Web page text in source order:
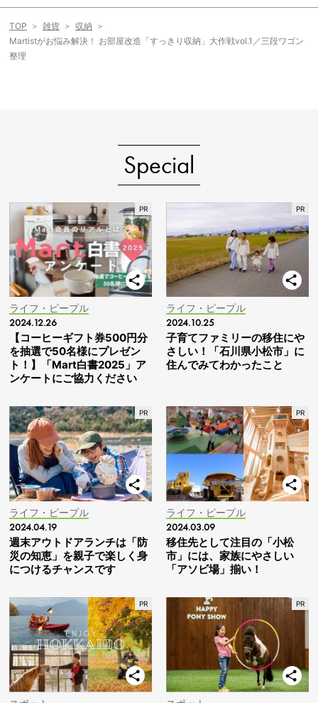
TOP 雑貨
収納
Martistがお悩み解決！ お部屋改造「すっきり収納」大作戦vol.1／三段ワゴン
整理
Special
ライフ・ピープル
2024.12.26
【コーヒーギフト券500円分
を抽選で50名様にプレゼン
ト！】「Mart白書2025」ア
ンケートにご協力ください
ライフ・ピープル
2024.10.25
子育てファミリーの移住にや
さしい！「石川県小松市」に
住んでみてわかったこと
ライフ・ピープル
2024.04.19
週末アウトドアランチは「防
災の知恵」を親子で楽しく身
につけるチャンスです
ライフ・ピープル
2024.03.09
移住先として注目の「小松
市」には、家族にやさしい
「アソビ場」揃い！